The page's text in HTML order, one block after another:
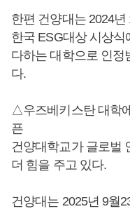
한편 건양대는 2024
한국 ESG대상 시상
다하는 대학으로 인정
다.
△우즈베키스탄 대학
픈
건양대학교가 글로벌
더 힘을 주고 있다.
건양대는 2025년 9월